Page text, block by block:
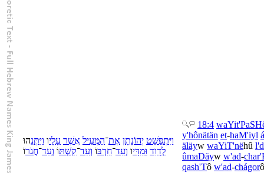
וַיִּתְפַּשֵּׁט יְהוֹנָתָן אֶת־הַמְּעִיל אֲשֶׁר עָלָיו וַיִּתְּנֵהוּ
לְדָוִד וּמַדָּיו וְעַד־חַרְבּוֹ וְעַד־קַשְׁתּוֹ וְעַד־חֲגֹרוֹ
18:4 wa
y'hônätän et-haM'iyl
äläyw waYiT'nëhû l'
ûmaDäyw w'ad-
qash'Tô w'ad-chágorô